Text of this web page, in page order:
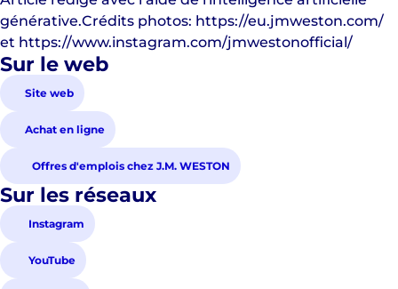
générative.Crédits photos: https://eu.jmweston.com/
et https://www.instagram.com/jmwestonofficial/
Sur le web
Site web
Achat en ligne
Offres d'emplois chez J.M. WESTON
Sur les réseaux
Instagram
YouTube